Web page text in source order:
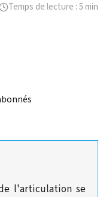
Temps de lecture : 5 min
l'articulation se